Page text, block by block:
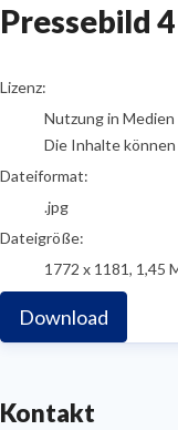
Pressebild 4
go to media item
Lizenz:
Nutzung in Medien
Die Inhalte
Dateiformat:
.jpg
Dateigröße:
1772 x 1181, 1,45
Download
Kontakt